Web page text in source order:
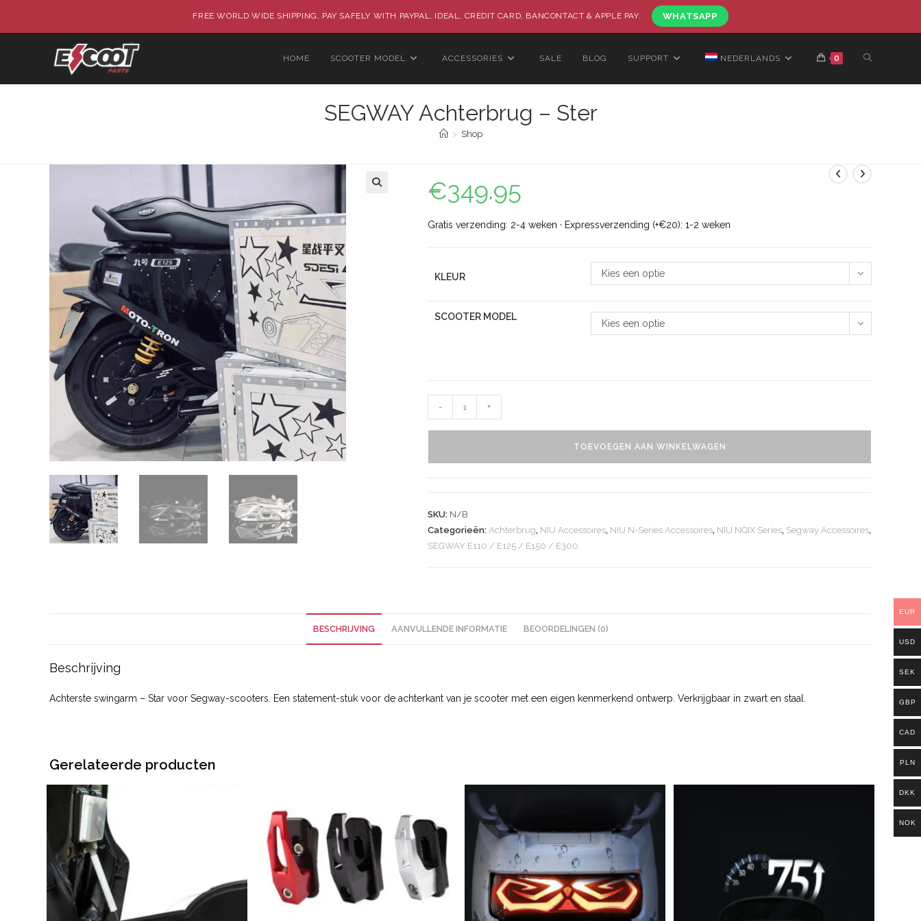
FREE WORLD WIDE SHIPPING, PAY SAFELY WITH PAYPAL, IDEAL, CREDIT CARD, BANCONTACT & APPLE PAY. WHATSAPP
HOME SCOOTER MODEL ACCESSORIES SALE BLOG SUPPORT NEDERLANDS 0
SEGWAY Achterbrug – Ster
> Shop
€349.95
Gratis verzending: 2-4 weken · Expressverzending (+€20): 1-2 weken
KLEUR Kies een optie
SCOOTER MODEL
Kies een optie
- +
TOEVOEGEN AAN WINKELWAGEN
SKU: N/B
Categorieën: Achterbrug, NIU Accessoires, NIU N-Series Accessoires, NIU NQIX Series, Segway Accessoires,
SEGWAY E110 / E125 / E150 / E300
BESCHRIJVING AANVULLENDE INFORMATIE BEOORDELINGEN (0)
Beschrijving
Achterste swingarm – Star voor Segway-scooters. Een statement-stuk voor de achterkant van je scooter met een eigen kenmerkend ontwerp. Verkrijgbaar in zwart en staal.
Gerelateerde producten
EUR
USD
SEK
GBP
CAD
PLN
DKK
NOK